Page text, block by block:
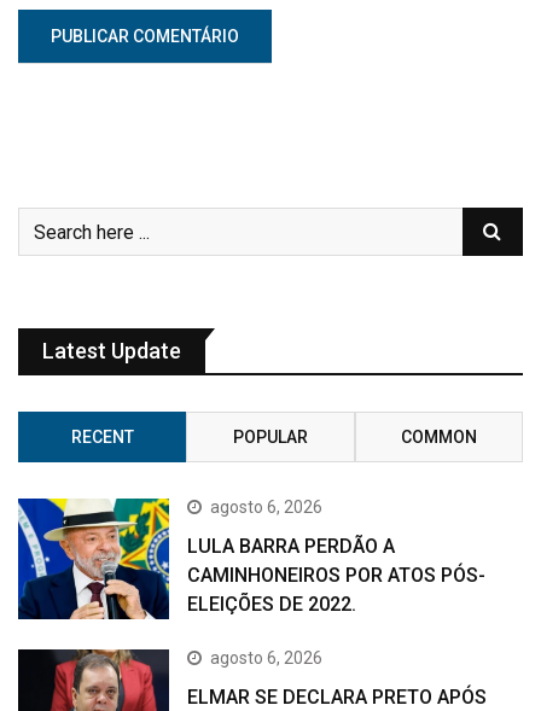
Latest Update
RECENT POPULAR COMMON
agosto 6, 2026
LULA BARRA PERDÃO A
CAMINHONEIROS POR ATOS PÓS-
ELEIÇÕES DE 2022.
agosto 6, 2026
ELMAR SE DECLARA PRETO APÓS